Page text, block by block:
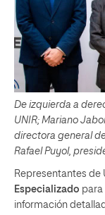
De izquierda a
UNIR; Mariano
directora general
Rafael Puyol,
Representantes de
Especializado para
información